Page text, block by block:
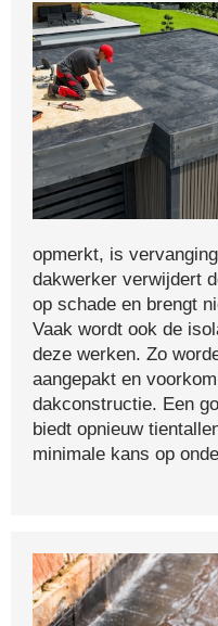
opmerkt, is
dakwerker verwijdert
op schade en brengt
Vaak wordt ook de
deze werken. Zo
aangepakt en
dakconstructie. Een
biedt opnieuw
minimale kans op